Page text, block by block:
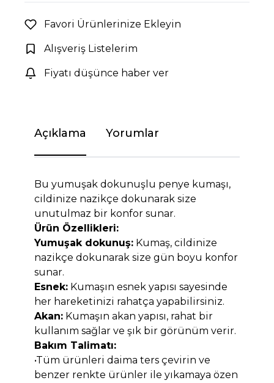
Favori Ürünlerinize Ekleyin
Alışveriş Listelerim
Fiyatı düşünce haber ver
Açıklama Yorumlar
Bu yumuşak dokunuşlu penye kumaşı,
cildinize nazikçe dokunarak size
unutulmaz bir konfor sunar.
Ürün Özellikleri:
Yumuşak dokunuş: Kumaş, cildinize
nazikçe dokunarak size gün boyu konfor
sunar.
Esnek: Kumaşın esnek yapısı sayesinde
her hareketinizi rahatça yapabilirsiniz.
Akan: Kumaşın akan yapısı, rahat bir
kullanım sağlar ve şık bir görünüm verir.
Bakım Talimatı:
•Tüm ürünleri daima ters çevirin ve
benzer renkte ürünler ile yıkamaya özen